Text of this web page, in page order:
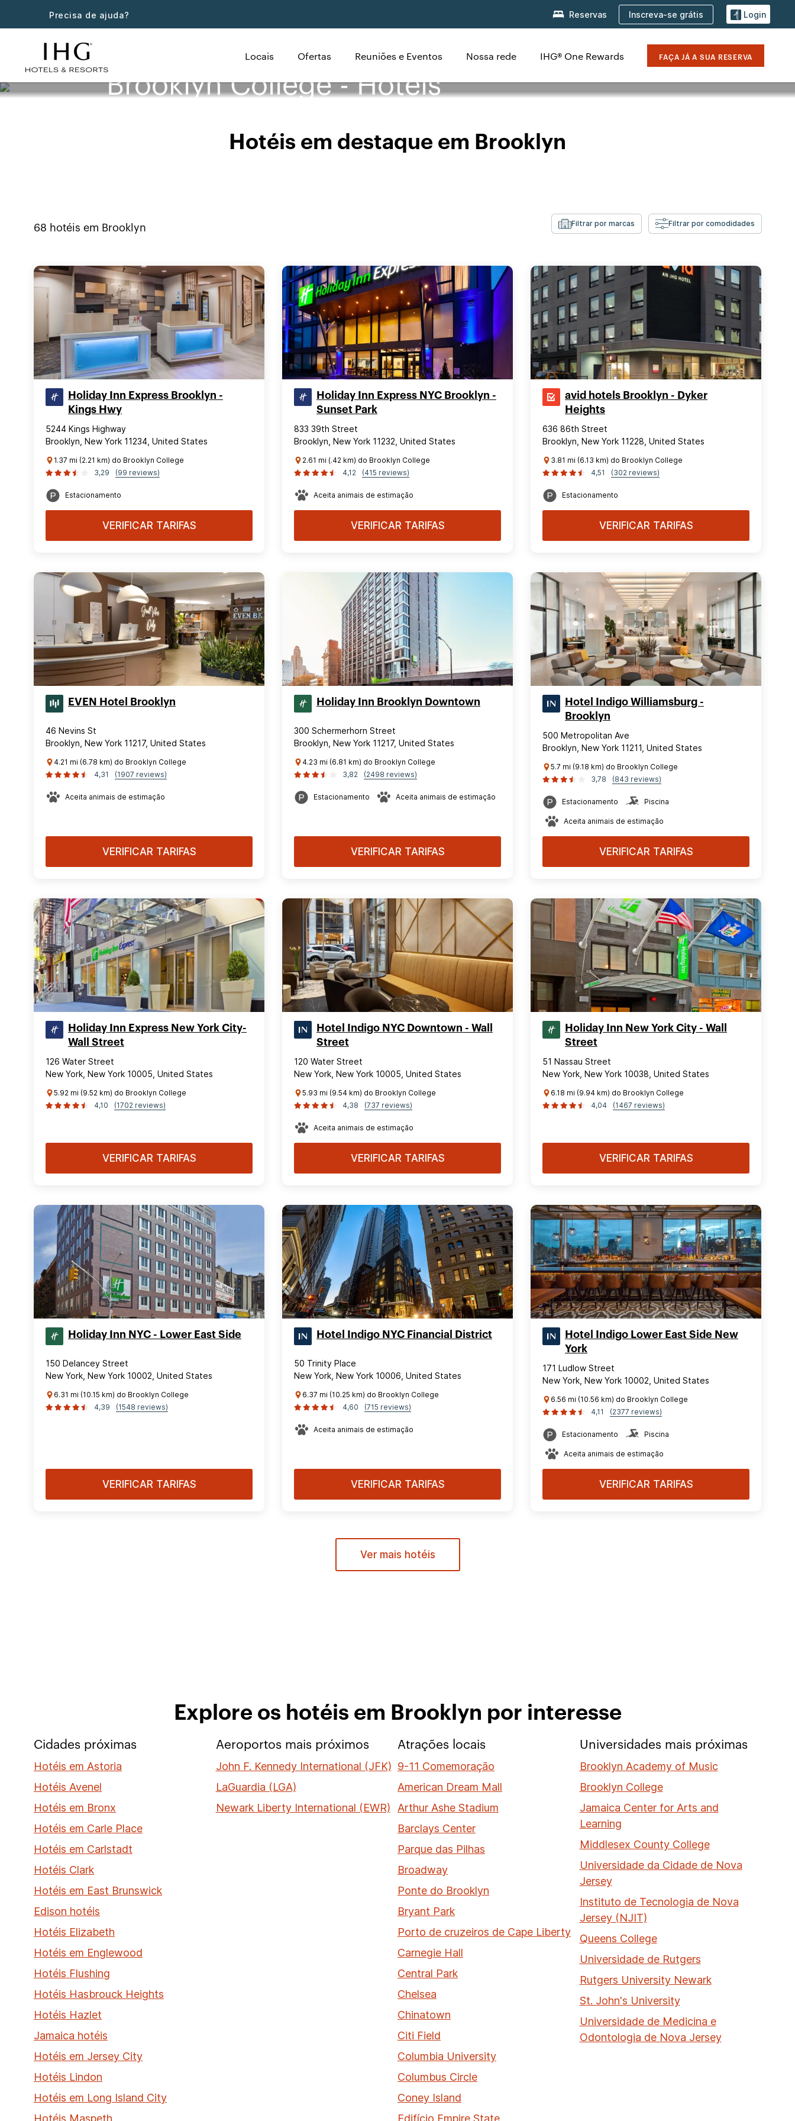
Precisa de ajuda? Reservas Inscreva-se grátis Login
Locais Ofertas Reuniões e Eventos Nossa rede IHG® One Rewards FAÇA JÁ A SUA RESERVA
Brooklyn College - Hotéis
Hotéis em destaque em Brooklyn
68 hotéis em Brooklyn Filtrar por marcas Filtrar por comodidades
Holiday Inn Express Brooklyn -
Kings Hwy
5244 Kings Highway
Brooklyn, New York 11234, United States
1.37 mi (2.21 km) do Brooklyn College
3,29
(99 reviews)
Estacionamento
VERIFICAR TARIFAS
Holiday Inn Express NYC Brooklyn -
Sunset Park
833 39th Street
Brooklyn, New York 11232, United States
2.61 mi (.42 km) do Brooklyn College
4,12
(415 reviews)
Aceita animais de estimação
VERIFICAR TARIFAS
avid hotels Brooklyn - Dyker
Heights
636 86th Street
Brooklyn, New York 11228, United States
3.81 mi (6.13 km) do Brooklyn College
4,51
(302 reviews)
Estacionamento
VERIFICAR TARIFAS
EVEN Hotel Brooklyn
46 Nevins St
Brooklyn, New York 11217, United States
4.21 mi (6.78 km) do Brooklyn College
4,31
(1907 reviews)
Aceita animais de estimação
VERIFICAR TARIFAS
Holiday Inn Brooklyn Downtown
300 Schermerhorn Street
Brooklyn, New York 11217, United States
4.23 mi (6.81 km) do Brooklyn College
3,82
(2498 reviews)
Estacionamento Aceita animais de estimação
VERIFICAR TARIFAS
Hotel Indigo Williamsburg -
Brooklyn
500 Metropolitan Ave
Brooklyn, New York 11211, United States
5.7 mi (9.18 km) do Brooklyn College
3,78
(843 reviews)
Estacionamento Piscina
Aceita animais de estimação
VERIFICAR TARIFAS
Holiday Inn Express New York City-
Wall Street
126 Water Street
New York, New York 10005, United States
5.92 mi (9.52 km) do Brooklyn College
4,10
(1702 reviews)
VERIFICAR TARIFAS
Hotel Indigo NYC Downtown - Wall
Street
120 Water Street
New York, New York 10005, United States
5.93 mi (9.54 km) do Brooklyn College
4,38
(737 reviews)
Aceita animais de estimação
VERIFICAR TARIFAS
Holiday Inn New York City - Wall
Street
51 Nassau Street
New York, New York 10038, United States
6.18 mi (9.94 km) do Brooklyn College
4,04
(1467 reviews)
VERIFICAR TARIFAS
Holiday Inn NYC - Lower East Side
150 Delancey Street
New York, New York 10002, United States
6.31 mi (10.15 km) do Brooklyn College
4,39
(1548 reviews)
VERIFICAR TARIFAS
Hotel Indigo NYC Financial District
50 Trinity Place
New York, New York 10006, United States
6.37 mi (10.25 km) do Brooklyn College
4,60
(715 reviews)
Aceita animais de estimação
VERIFICAR TARIFAS
Hotel Indigo Lower East Side New
York
171 Ludlow Street
New York, New York 10002, United States
6.56 mi (10.56 km) do Brooklyn College
4,11
(2377 reviews)
Estacionamento Piscina
Aceita animais de estimação
VERIFICAR TARIFAS
Ver mais hotéis
Explore os hotéis em Brooklyn por interesse
Cidades próximas
Hotéis em Astoria
Hotéis Avenel
Hotéis em Bronx
Hotéis em Carle Place
Hotéis em Carlstadt
Hotéis Clark
Hotéis em East Brunswick
Edison hotéis
Hotéis Elizabeth
Hotéis em Englewood
Hotéis Flushing
Hotéis Hasbrouck Heights
Hotéis Hazlet
Jamaica hotéis
Hotéis em Jersey City
Hotéis Lindon
Hotéis em Long Island City
Hotéis Maspeth
Aeroportos mais próximos
John F. Kennedy International (JFK)
LaGuardia (LGA)
Newark Liberty International (EWR)
Atrações locais
9-11 Comemoração
American Dream Mall
Arthur Ashe Stadium
Barclays Center
Parque das Pilhas
Broadway
Ponte do Brooklyn
Bryant Park
Porto de cruzeiros de Cape Liberty
Carnegie Hall
Central Park
Chelsea
Chinatown
Citi Field
Columbia University
Columbus Circle
Coney Island
Edifício Empire State
Universidades mais próximas
Brooklyn Academy of Music
Brooklyn College
Jamaica Center for Arts and
Learning
Middlesex County College
Universidade da Cidade de Nova
Jersey
Instituto de Tecnologia de Nova
Jersey (NJIT)
Queens College
Universidade de Rutgers
Rutgers University Newark
St. John's University
Universidade de Medicina e
Odontologia de Nova Jersey